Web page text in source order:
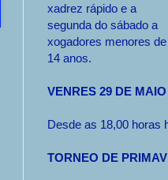
xadrez rápido e a
segunda do sábado a
xogadores menores de
14 anos.
VENRES 29 DE MAIO
Desde as 18,00 horas
TORNEO DE